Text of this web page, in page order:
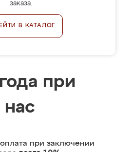
заказа.
В КАТАЛОГ
при
нас
при заключении